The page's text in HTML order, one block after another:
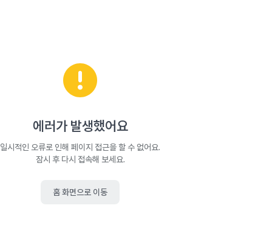
에러가 발생했어요
일시적인 오류로 인해 페이지 접근을 할 수 없어요.
잠시 후 다시 접속해 보세요.
홈 화면으로 이동